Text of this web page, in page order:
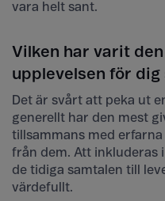
vara helt sant.
Vilken har varit
upplevelsen för
Det är svårt att peka ut
generellt har den mest
tillsammans med
från dem. Att inkluderas
de tidiga samtalen till
värdefullt.